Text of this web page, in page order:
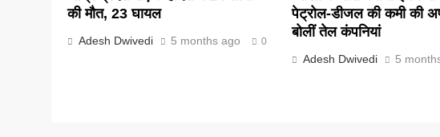
की मौत, 23 घायल
Adesh Dwivedi 5 months ago 0
पेट्रोल-डीजल की कमी की
बोलीं तेल कंपनियां
Adesh Dwivedi 5